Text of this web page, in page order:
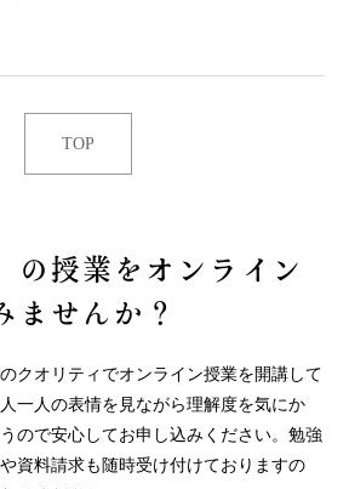
TOP
の授業を オンライン
ませんか？
クオリティでオンライン授業を開講して
一人の表情を見ながら理解度を気にか
ので安心してお申し込みください。 勉強
資料請求も随時受け付けておりますの